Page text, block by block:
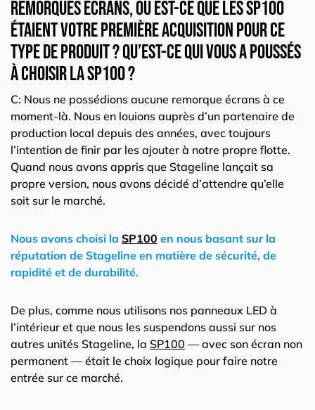
remorques écrans, ou est-ce que lesSP100
étaient votre première acquisition pour ce
type de produit ? Qu’est-ce qui vous a poussés
à choisir laSP100?
C: Nous ne possédions aucune remorque écrans à ce
moment-là. Nous en louions auprès d’un partenaire de
production local depuis des années, avec toujours
l’intention de finir par les ajouter à notre propre flotte.
Quand nous avons appris que Stageline lançait sa
propre version, nous avons décidé d’attendre qu’elle
soit sur le marché.
Nous avons choisi la SP100 en nous basant sur la
réputation de Stageline en matière de sécurité, de
rapidité et de durabilité.
De plus, comme nous utilisons nos panneaux LED à
l’intérieur et que nous les suspendons aussi sur nos
autres unités Stageline, la SP100 — avec son écran non
permanent — était le choix logique pour faire notre
entrée sur ce marché.